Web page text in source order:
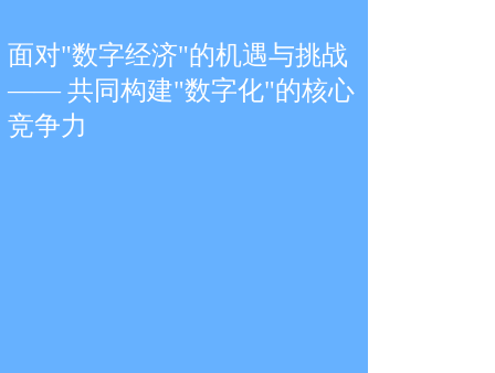
面对"数字经济"的机遇与挑战
—— 共同构建"数字化"的核心
竞争力